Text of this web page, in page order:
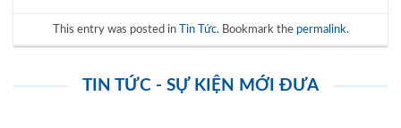
This entry was posted in Tin Tức. Bookmark the permalink.
TIN TỨC - SỰ KIỆN MỚI ĐƯA